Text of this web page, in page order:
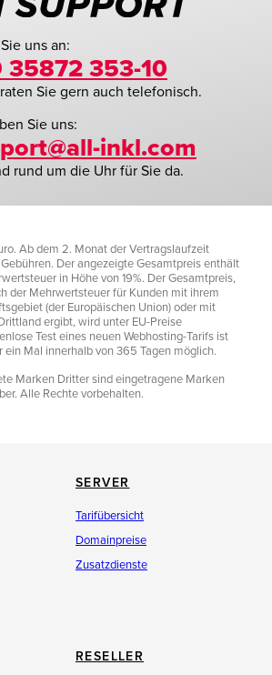
uns an:
35872 353-10
Sie gern auch telefonisch.
Sie uns:
inkl.com
rund um die Uhr für Sie da.
Ab dem 2. Monat der Vertragslaufzeit
Der angezeigte Gesamtpreis enthält
in Höhe von 19%. Der Gesamtpreis,
der Mehrwertsteuer für Kunden mit ihrem
(der Europäischen Union) oder mit
ergibt, wird unter EU-Preise
Test eines neuen Webhosting-Tarifs ist
ein Mal innerhalb von 365 Tagen möglich.
Marken Dritter sind eingetragene Marken
Alle Rechte vorbehalten.
SERVER
Tarifübersicht
Domainpreise
Zusatzdienste
RESELLER